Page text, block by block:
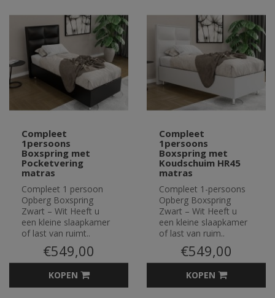
Compleet
1persoons
Boxspring met
Pocketvering
matras
Compleet 1 persoon
Opberg Boxspring
Zwart – Wit Heeft u
een kleine slaapkamer
of last van ruimt..
€549,00
KOPEN
Compleet
1persoons
Boxspring met
Koudschuim HR45
matras
Compleet 1-persoons
Opberg Boxspring
Zwart – Wit Heeft u
een kleine slaapkamer
of last van ruim..
€549,00
KOPEN